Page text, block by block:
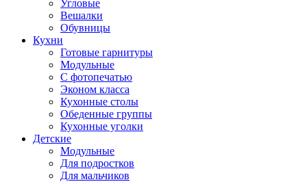
Угловые
Вешалки
Обувницы
Кухни
Готовые гарнитуры
Модульные
С фотопечатью
Эконом класса
Кухонные столы
Обеденные группы
Кухонные уголки
Детские
Модульные
Для подростков
Для мальчиков